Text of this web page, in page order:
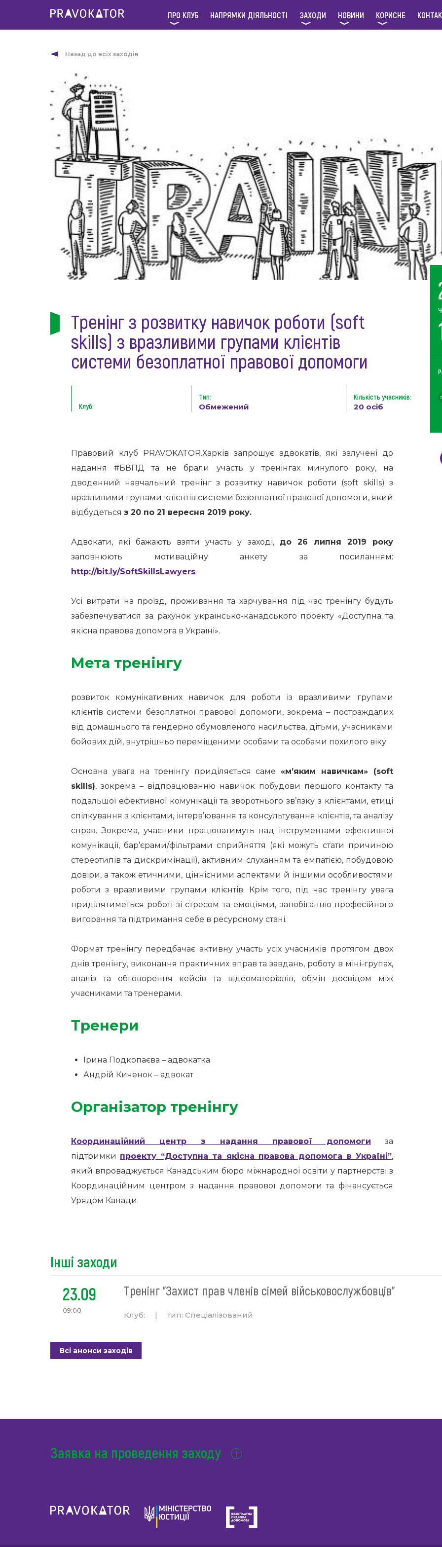
ПРО КЛУБ НАПРЯМКИ ДІЯЛЬНОСТІ ЗАХОДИ НОВИНИ КОРИСНЕ
Назад до всіх заходів
Тренінг з розвитку навичок роботи (soft
skills) з вразливими групами клієнтів
системи безоплатної правової допомоги
Клуб:
Тип:
Обмежений
Кількість учасників:
20 осіб
Правовий клуб PRAVOKATOR.Харків запрошує адвокатів, які залучені до
надання#БВПД та не брали участь у тренінгах минулого року, на
дводенний навчальний тренінг з розвитку навичок роботи (soft skills) з
вразливими групами клієнтів системи безоплатної правової допомоги, який
відбудеться з 20 по 21 вересня 2019 року.
Адвокати, які бажають взяти участь у заході, до 26 липня 2019 року
заповнюють мотиваційну анкету за посиланням:
http://bit.ly/SoftSkillsLawyers.
Усі витрати на проїзд, проживання та харчування під час тренінгу будуть
забезпечуватися за рахунок українсько-канадського проекту «Доступна та
якісна правова допомога в Україні».
Мета тренінгу
розвиток комунікативних навичок для роботи із вразливими групами
клієнтів системи безоплатної правової допомоги, зокрема – постраждалих
від домашнього та гендерно обумовленого насильства, дітьми, учасниками
бойових дій, внутрішньо переміщеними особами та особами похилого віку
Основна увага на тренінгу приділяється саме«м’яким навичкам» (soft
skills), зокрема – відпрацюванню навичок побудови першого контакту та
подальшої ефективної комунікації та зворотнього зв’язку з клієнтами, етиці
спілкування з клієнтами, інтерв’ювання та консультування клієнтів, та аналізу
справ. Зокрема, учасники працюватимуть над інструментами ефективної
комунікації, бар’єрами/фільтрами сприйняття (які можуть стати причиною
стереотипів та дискримінації), активним слуханням та емпатією, побудовою
довіри, а також етичними, ціннісними аспектами й іншими особливостями
роботи з вразливими групами клієнтів. Крім того, під час тренінгу увага
приділятиметься роботі зі стресом та емоціями, запобіганню професійного
вигорання та підтримання себе в ресурсному стані.
Формат тренінгу передбачає активну участь усіх учасників протягом двох
днів тренінгу, виконання практичних вправ та завдань, роботу в міні-групах,
аналіз та обговорення кейсів та відеоматеріалів, обмін досвідом між
учасниками та тренерами.
Тренери
Ірина Подкопаєва – адвокатка
Андрій Киченок – адвокат
Організатор тренінгу
Координаційний центр з надання правової допомоги за
підтримки проекту “Доступна та якісна правова допомога в Україні”,
який впроваджується Канадським бюро міжнародної освіти у партнерстві з
Координаційним центром з надання правової допомоги та фінансується
Урядом Канади.
Інші заходи
23.09
09:00
Тренінг "Захист прав членів сімей військовослужбовців"
Клуб: | тип: Спеціалізований
Всі анонси заходів
Заявка на проведення заходу